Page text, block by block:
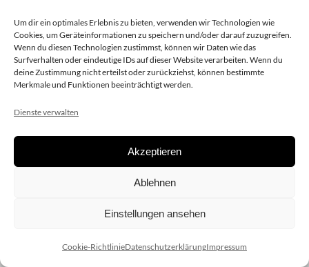
Um dir ein optimales Erlebnis zu bieten, verwenden wir Technologien wie
Cookies, um Geräteinformationen zu speichern und/oder darauf zuzugreifen.
Wenn du diesen Technologien zustimmst, können wir Daten wie das
Surfverhalten oder eindeutige IDs auf dieser Website verarbeiten. Wenn du
deine Zustimmung nicht erteilst oder zurückziehst, können bestimmte
Merkmale und Funktionen beeinträchtigt werden.
Dienste verwalten
Akzeptieren
Ablehnen
Einstellungen ansehen
Cookie-RichtlinieDatenschutzerklärungImpressum
Copyright 2020 dieSCHAUsteller.at |Datenschützerklärung|
| Design:www.ARGEntur.at